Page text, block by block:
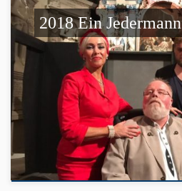
2018 Ein Jedermann